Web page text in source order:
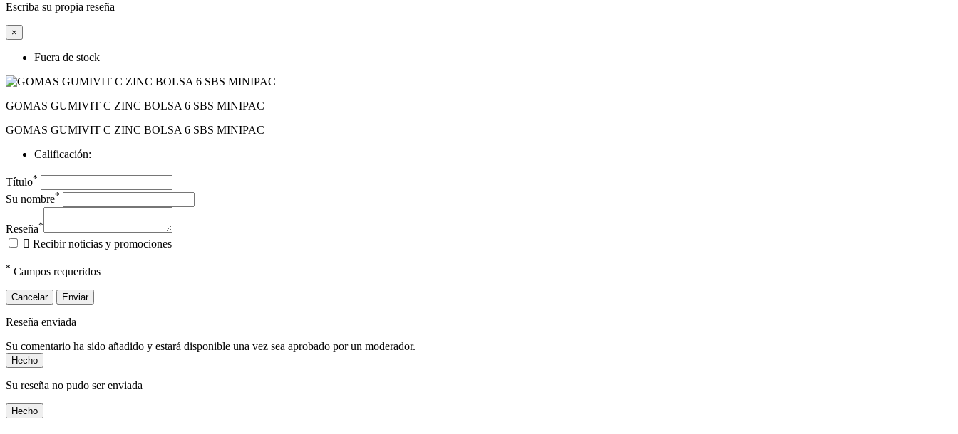
Escriba su propia reseña
×
Fuera de stock
GOMAS GUMIVIT C ZINC BOLSA 6 SBS MINIPAC
GOMAS GUMIVIT C ZINC BOLSA 6 SBS MINIPAC
Calificación:
Título*
Su nombre*
Reseña*
 Recibir noticias y promociones
* Campos requeridos
Cancelar Enviar
Reseña enviada
Su comentario ha sido añadido y estará disponible una vez sea aprobado por un moderador.
Hecho
Su reseña no pudo ser enviada
Hecho